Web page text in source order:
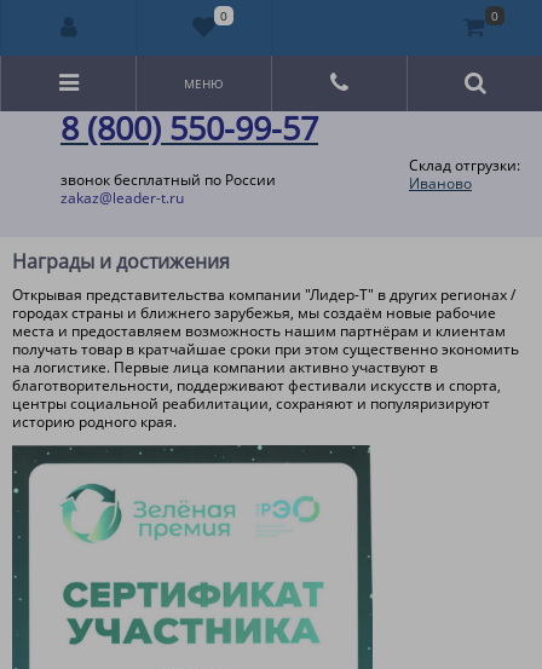
8 (800) 550-99-57
звонок бесплатный по России
zakaz@leader-t.ru
Склад отгрузки:
Иваново
МЕНЮ
Награды и достижения
Открывая представительства компании "Лидер-Т" в других регионах /
городах страны и ближнего зарубежья, мы создаём новые рабочие
места и предоставляем возможность нашим партнёрам и клиентам
получать товар в кратчайшае сроки при этом существенно экономить
на логистике. Первые лица компании активно участвуют в
благотворительности, поддерживают фестивали искусств и спорта,
центры социальной реабилитации, сохраняют и популяризируют
историю родного края.
0 0